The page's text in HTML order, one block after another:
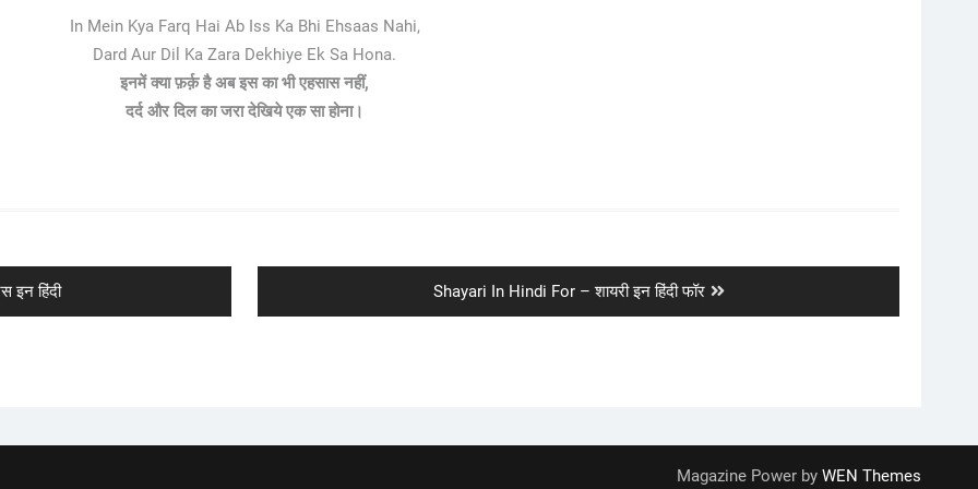
In Mein Kya Farq Hai Ab Iss Ka Bhi Ehsaas Nahi,
Dard Aur Dil Ka Zara Dekhiye Ek Sa Hona.
इनमें क्या फ़र्क़ है अब इस का भी एहसास नहीं,
दर्द और दिल का जरा देखिये एक सा होना।
इन हिंदी
Next
post:
Shayari In Hindi For – शायरी इन हिंदी फॉर
Magazine Power by WEN Themes